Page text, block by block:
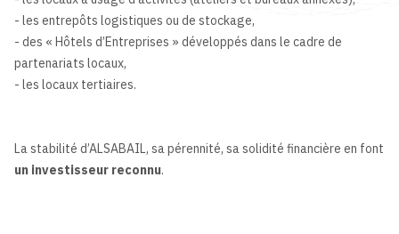
- les entrepôts logistiques ou de stockage,
- des « Hôtels d’Entreprises » développés dans le cadre de
partenariats locaux,
- les locaux tertiaires.
La stabilité d’ALSABAIL, sa pérennité, sa solidité financière en font
un investisseur reconnu.